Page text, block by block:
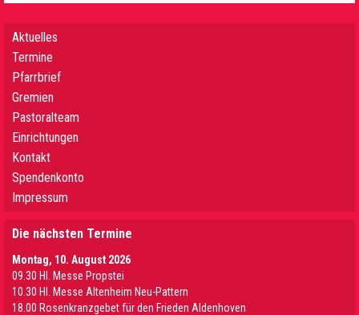
Aktuelles
Termine
Pfarrbrief
Gremien
Pastoralteam
Einrichtungen
Kontakt
Spendenkonto
Impressum
Die nächsten Termine
Montag, 10. August 2026
09.30 Hl. Messe Propstei
10.30 Hl. Messe Altenheim Neu-Pattern
18.00 Rosenkranzgebet für den Frieden Aldenhoven